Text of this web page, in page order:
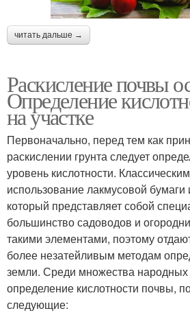
читать дальше →
Раскисление почвы
Определение
на участке
Первоначально, перед тем как
раскислении грунта следует
уровень кислотности.
использование лакмусовой бумаги
который представляет собой
большинство садоводов и
такими элементами, поэтому
более незатейливым методам
земли. Среди множества народных
определение кислотности почвы,
следующие: